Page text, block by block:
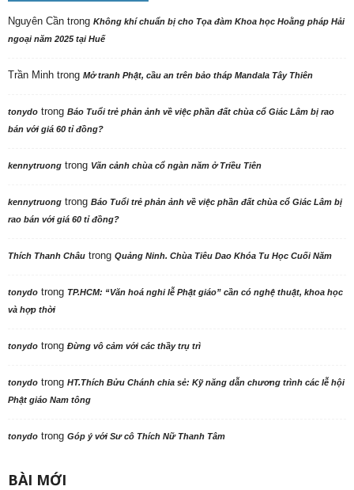
Nguyên Cần trong Không khí chuẩn bị cho Tọa đàm Khoa học Hoằng pháp Hải
ngoại năm 2025 tại Huế
Trần Minh trong Mở tranh Phật, cầu an trên bảo tháp Mandala Tây Thiên
tonydo trong Báo Tuổi trẻ phản ảnh về việc phần đất chùa cổ Giác Lâm bị rao
bán với giá 60 tỉ đồng?
kennytruong trong Vãn cảnh chùa cổ ngàn năm ở Triều Tiên
kennytruong trong Báo Tuổi trẻ phản ảnh về việc phần đất chùa cổ Giác Lâm bị
rao bán với giá 60 tỉ đồng?
Thích Thanh Châu trong Quảng Ninh. Chùa Tiêu Dao Khóa Tu Học Cuối Năm
tonydo trong TP.HCM: “Văn hoá nghi lễ Phật giáo” cần có nghệ thuật, khoa học
và hợp thời
tonydo trong Đừng vô cảm với các thầy trụ trì
tonydo trong HT.Thích Bửu Chánh chia sẻ: Kỹ năng dẫn chương trình các lễ hội
Phật giáo Nam tông
tonydo trong Góp ý với Sư cô Thích Nữ Thanh Tâm
BÀI MỚI